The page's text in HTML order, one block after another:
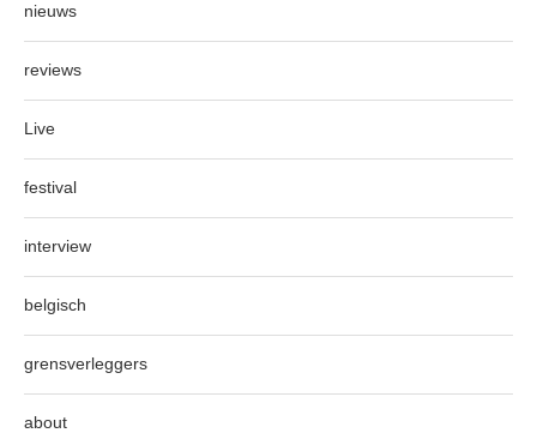
nieuws
reviews
Live
festival
interview
belgisch
grensverleggers
about